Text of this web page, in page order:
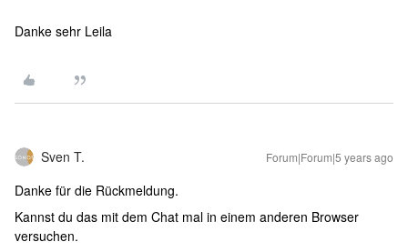
Danke sehr Leila
Sven T. Forum|Forum|5 years ago
Danke für die Rückmeldung.
Kannst du das mit dem Chat mal in einem anderen Browser
versuchen.